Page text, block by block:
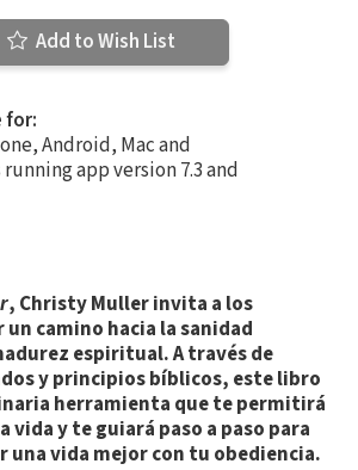
Add to Wish List
for:
Android, Mac and
app version 7.3 and
, Christy Muller invita a los
camino hacia la sanidad
espiritual. A través de
y principios bíblicos, este libro
herramienta que te permitirá
vida y te guiará paso a paso para
una vida mejor con tu obediencia.